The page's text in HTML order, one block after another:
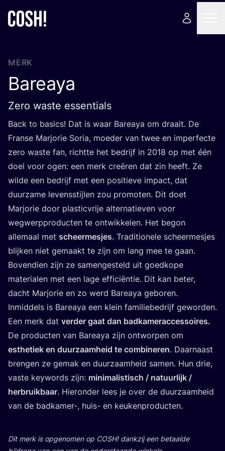
MERK
Bareaya
Zero waste essentials
Back to basics! Dat is waar Bareaya om draait. De
Fran­se Mar­jo­rie Soria, moe­der van twee en imper­fec­te
zero was­te fan, richt­te het bedrijf in 2018 op met één
doel voor ogen: een merk cre­ë­ren dat zin heeft. Ze
wil­de een bedrijf met een posi­tie­ve impact, dat
duur­za­me levens­stij­len zou pro­mo­ten. Dit doet
Mar­jo­rie door plas­tic­vrije alter­na­tie­ven voor
weg­werp­pro­duc­ten te ont­wik­ke­len. Het begon
alle­maal met scheer­mes­jes. Tra­di­ti­o­ne­le scheer­mes­jes
blij­ken niet gemaakt te zijn om lang mee te gaan.
Boven­dien zijn ze samen­ge­steld uit goed­ko­pe
mate­ri­a­len met een lage effi­ci­ën­tie. Dit kan beter,
dacht Mar­jo­rie en zo werd Bareaya geboren.
Inmid­dels is Bareaya een klein fami­lie­be­drijf gewor­den.
Een merk dat ver­der gaat dan bad­ka­mer­ac­ces­soi­res.
De pro­duc­ten van Bareaya zijn ont­wor­pen om
esthe­tiek en duur­zaam­heid te com­bi­ne­ren. Daar­naast
bren­gen ze gemak en duur­zaam­heid samen. Hun drie,
vas­te key­words zijn: mini­ma­lis­tisch / natuur­lijk /
her­bruik­baar. Hier­on­der lees je over de duur­zaam­heid
van de badkamer‑, huis- en keukenproducten.
Dit merk is opge­no­men op COSH! dank­zij een betaal­de